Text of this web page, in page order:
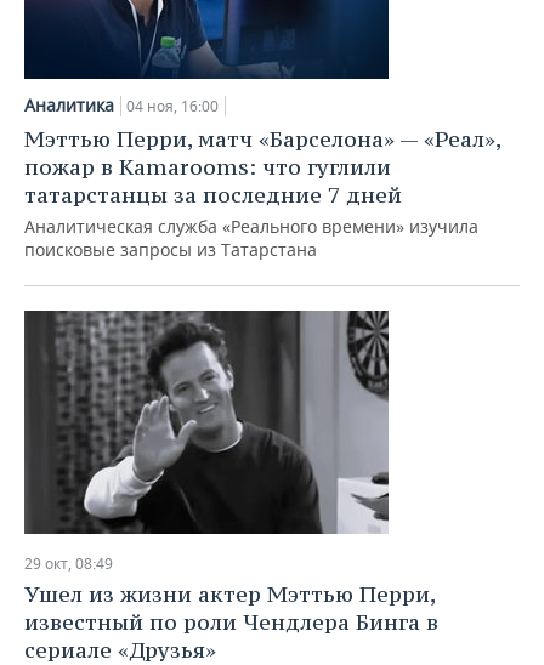
Аналитика 04 ноя, 16:00
Мэттью Перри, матч «Барселона» — «Реал»,
пожар в Kamarooms: что гуглили
татарстанцы за последние 7 дней
Аналитическая служба «Реального времени» изучила
поисковые запросы из Татарстана
29 окт, 08:49
Ушел из жизни актер Мэттью Перри,
известный по роли Чендлера Бинга в
сериале «Друзья»